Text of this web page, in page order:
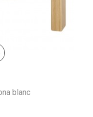
blanc